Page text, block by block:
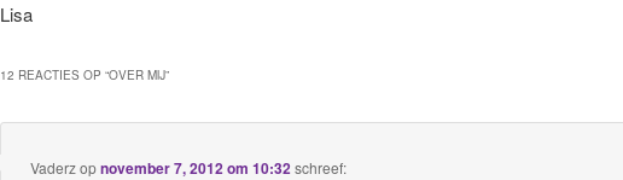
Lisa
12 REACTIES OP “OVER MIJ”
Vaderzopnovember 7, 2012 om 10:32schreef: